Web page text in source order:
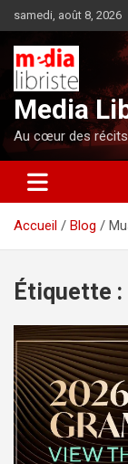
au
contenu
samedi, août 8, 2026
Media
Au cœur des récits
Accueil Blog
Étiquette :